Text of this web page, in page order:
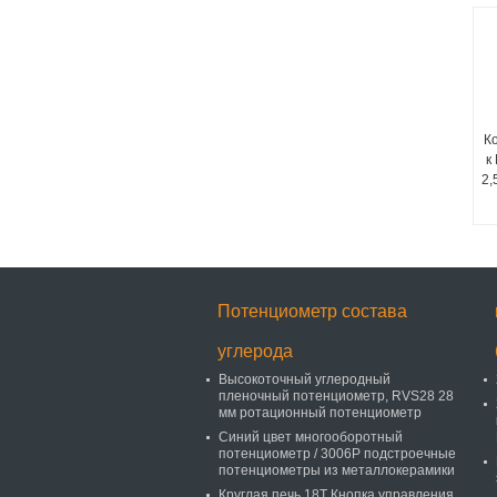
к
Потенциометр состава
углерода
Высокоточный углеродный
пленочный потенциометр, RVS28 28
мм ротационный потенциометр
Синий цвет многооборотный
потенциометр / 3006P подстроечные
потенциометры из металлокерамики